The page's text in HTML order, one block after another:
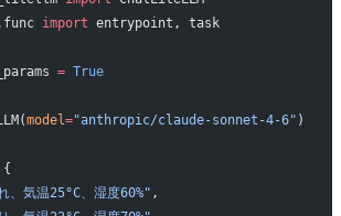
import entrypoint, task
= True
model="anthropic/claude-sonnet-4-6" )
、気温25°C、湿度60%" ,